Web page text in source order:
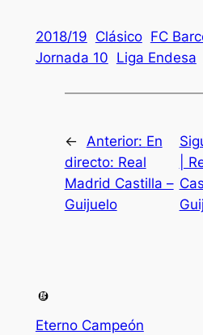
2018/19 Clásico FC
Jornada 10 Liga Endesa
← Anterior: En
directo: Real
Madrid Castilla –
Guijuelo
|
Eterno Campeón